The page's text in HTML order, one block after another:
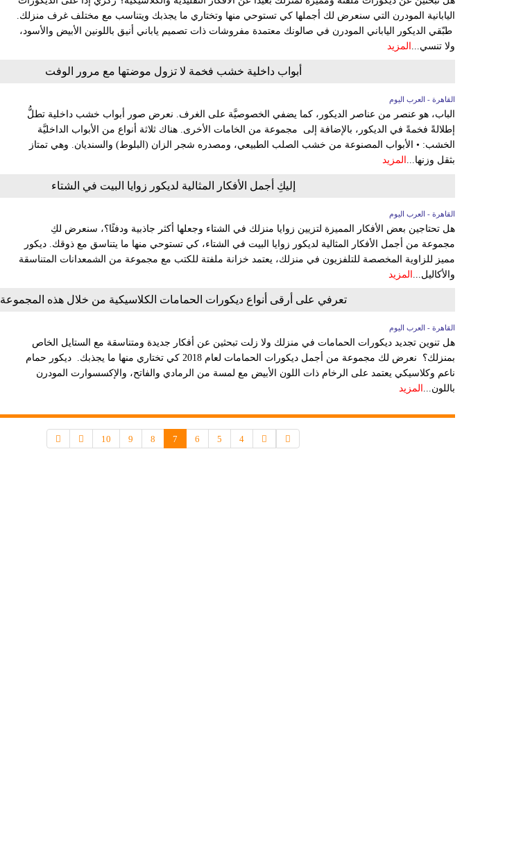
اليابانية المودرن التي سنعرض لك أجملها كي تستوحي منها وتختاري ما يجذبك ويتناسب مع مختلف غرف منزلك.
طبّقي الديكور الياباني المودرن في صالونك معتمدة مفروشات ذات تصميم ياباني أنيق باللونين الأبيض والأسود،
ولا تنسي...
المزيد
أبواب داخلية خشب فخمة لا تزول موضتها مع مرور الوفت
القاهرة - العرب اليوم
الباب، هو عنصر من عناصر الديكور، كما يضفي الخصوصيَّة على الغرف. نعرض صور أبواب خشب داخلية تطلُّ
إطلالةً فخمةً في الديكور، بالإضافة إلى مجموعة من الخامات الأخرى. هناك ثلاثة أنواع من الأبواب الداخليَّة
الخشب: • الأبواب المصنوعة من خشب الصلب الطبيعي، ومصدره شجر الزان (البلوط) والسنديان. وهي تمتاز
بثقل وزنها... المزيد
إليكِ أجمل الأفكار المثالية لديكور زوايا البيت في الشتاء
القاهرة - العرب اليوم
هل تحتاجين بعض الأفكار المميزة لتزيين زوايا منزلك في الشتاء وجعلها أكثر جاذبية ودفئًا؟، سنعرض لكِ
مجموعة من أجمل الأفكار المثالية لديكور زوايا البيت في الشتاء، كي تستوحي منها ما يتناسق مع ذوقك. ديكور
مميز للزاوية المخصصة للتلفزيون في منزلك، يعتمد خزانة ملفتة للكتب مع مجموعة من الشمعدانات المتناسقة
والأكاليل... المزيد
تعرفي على أرقى أنواع ديكورات الحمامات الكلاسيكية من خلال هذه المجموعة
القاهرة - العرب اليوم
هل تنوين تجديد ديكورات الحمامات في منزلك ولا زلت تبحثين عن أفكار جديدة ومتناسقة مع الستايل الخاص
بمنزلك؟ نعرض لك مجموعة من أجمل ديكورات الحمامات لعام 2018 كي تختاري منها ما يجذبك. ديكور حمام
ناعم وكلاسيكي يعتمد على الرخام ذات اللون الأبيض مع لمسة من الرمادي والفاتح، والإكسسوارت المودرن
باللون... المزيد
4
5
6
7
8
9
10